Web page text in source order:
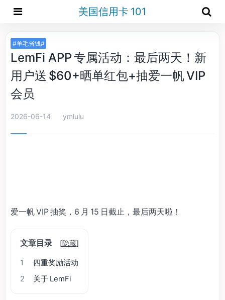
美国信用卡 101
#羊毛省钱#
LemFi APP 专属活动：最后两天！新
用户送 $60+晒单红包+抽爱一帆 VIP
会员
2026-06-14 ymlulu
爱一帆 VIP 抽奖，6 月 15 日截止，最后两天啦！
文章目录 [隐藏]
1
四重奖励活动
2
关于 LemFi